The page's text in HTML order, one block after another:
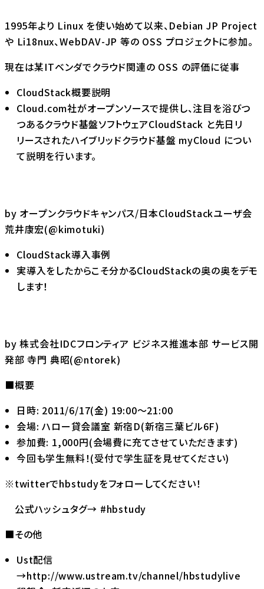
1995年より Linux を使い始めて以来、Debian JP Project
や Li18nux、WebDAV-JP 等の OSS プロジェクトに参加。
現在は某ITベンダでクラウド関連の OSS の評価に従事
CloudStack概要説明
Cloud.com社がオープンソースで提供し、注目を浴びつ
つあるクラウド基盤ソフトウェアCloudStack と先日リ
リースされたハイブリッドクラウド基盤 myCloud につい
て説明を行います。
by オープンクラウドキャンパス/日本CloudStackユーザ会
荒井康宏(@kimotuki)
CloudStack導入事例
実導入をしたからこそ分かるCloudStackの奥の奥をデモ
します！
by 株式会社IDCフロンティア ビジネス推進本部 サービス開
発部 寺門 典昭(@ntorek)
■概要
日時: 2011/6/17(金) 19:00～21:00
会場: ハロー貸会議室 新宿D(新宿三葉ビル6F)
参加費: 1,000円(会場費に充てさせていただきます)
今回も学生無料！(受付で学生証を見せてください)
※twitterでhbstudyをフォローしてください！
公式ハッシュタグ→ #hbstudy
■その他
Ust配信
→http://www.ustream.tv/channel/hbstudylive